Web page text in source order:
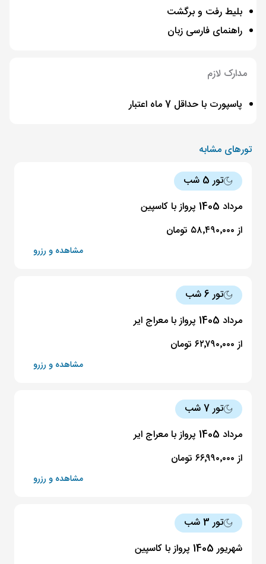
بلیط رفت و برگشت
راهنمای فارسی زبان
مدارک لازم
پاسپورت با حداقل 7 ماه اعتبار
تورهای مشابه
تور 5 شب
مرداد 1405 پرواز با کاسپین
از ۵۸٬۴۹۰٬۰۰۰ تومان
مشاهده و رزرو
تور 6 شب
مرداد 1405 پرواز با معراج ایر
از ۶۲٬۷۹۰٬۰۰۰ تومان
مشاهده و رزرو
تور 7 شب
مرداد 1405 پرواز با معراج ایر
از ۶۶٬۹۹۰٬۰۰۰ تومان
مشاهده و رزرو
تور 3 شب
شهریور 1405 پرواز با کاسپین